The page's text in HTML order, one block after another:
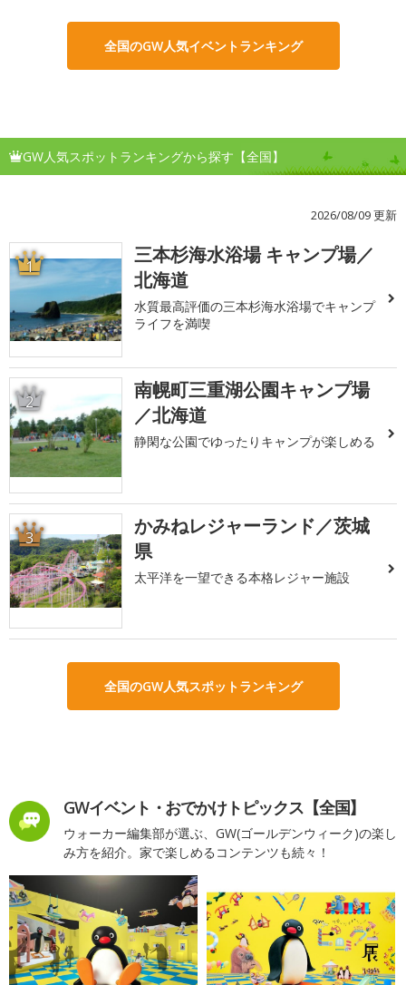
全国のGW人気イベントランキング
GW人気スポットランキングから探す【全国】
2026/08/09 更新
1
三本杉海水浴場 キャンプ場／
北海道
水質最高評価の三本杉海水浴場でキャンプ
ライフを満喫
2
南幌町三重湖公園キャンプ場
／北海道
静閑な公園でゆったりキャンプが楽しめる
3
かみねレジャーランド／茨城
県
太平洋を一望できる本格レジャー施設
全国のGW人気スポットランキング
GWイベント・おでかけトピックス【全国】
ウォーカー編集部が選ぶ、GW(ゴールデンウィーク)の楽し
み方を紹介。家で楽しめるコンテンツも続々！